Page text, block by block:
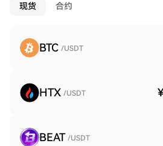
现货 合约
BTC /USDT
HTX /USDT
BEAT /USDT